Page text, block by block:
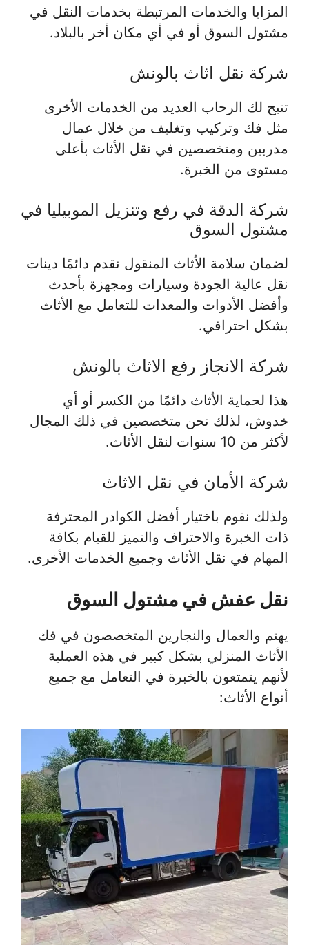
المزايا والخدمات المرتبطة بخدمات النقل في
مشتول السوق أو في أي مكان أخر بالبلاد.
شركة نقل اثاث بالونش
تتيح لك الرحاب العديد من الخدمات الأخرى
مثل فك وتركيب وتغليف من خلال عمال
مدربين ومتخصصين في نقل الأثاث بأعلى
مستوى من الخبرة.
شركة الدقة في رفع وتنزيل الموبيليا في
مشتول السوق
لضمان سلامة الأثاث المنقول نقدم دائمًا دينات
نقل عالية الجودة وسيارات ومجهزة بأحدث
وأفضل الأدوات والمعدات للتعامل مع الأثاث
بشكل احترافي.
شركة الانجاز رفع الاثاث بالونش
هذا لحماية الأثاث دائمًا من الكسر أو أي
خدوش، لذلك نحن متخصصين في ذلك المجال
لأكثر من 10 سنوات لنقل الأثاث.
شركة الأمان في نقل الاثاث
ولذلك نقوم باختيار أفضل الكوادر المحترفة
ذات الخبرة والاحتراف والتميز للقيام بكافة
المهام في نقل الأثاث وجميع الخدمات الأخرى.
نقل عفش في مشتول السوق
يهتم والعمال والنجارين المتخصصون في فك
الأثاث المنزلي بشكل كبير في هذه العملية
لأنهم يتمتعون بالخبرة في التعامل مع جميع
أنواع الأثاث: